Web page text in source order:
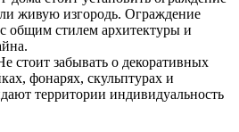
живую изгородь. Ограждение
общим стилем архитектуры и
стоит забывать о декоративных
фонарях, скульптурах и
территории индивидуальность